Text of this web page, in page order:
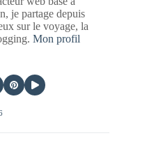
je partage depuis
sur le voyage, la
Mon profil